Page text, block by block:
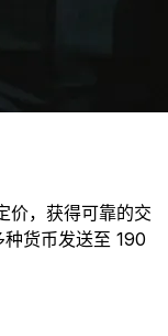
价，获得可靠的交
货币发送至 190